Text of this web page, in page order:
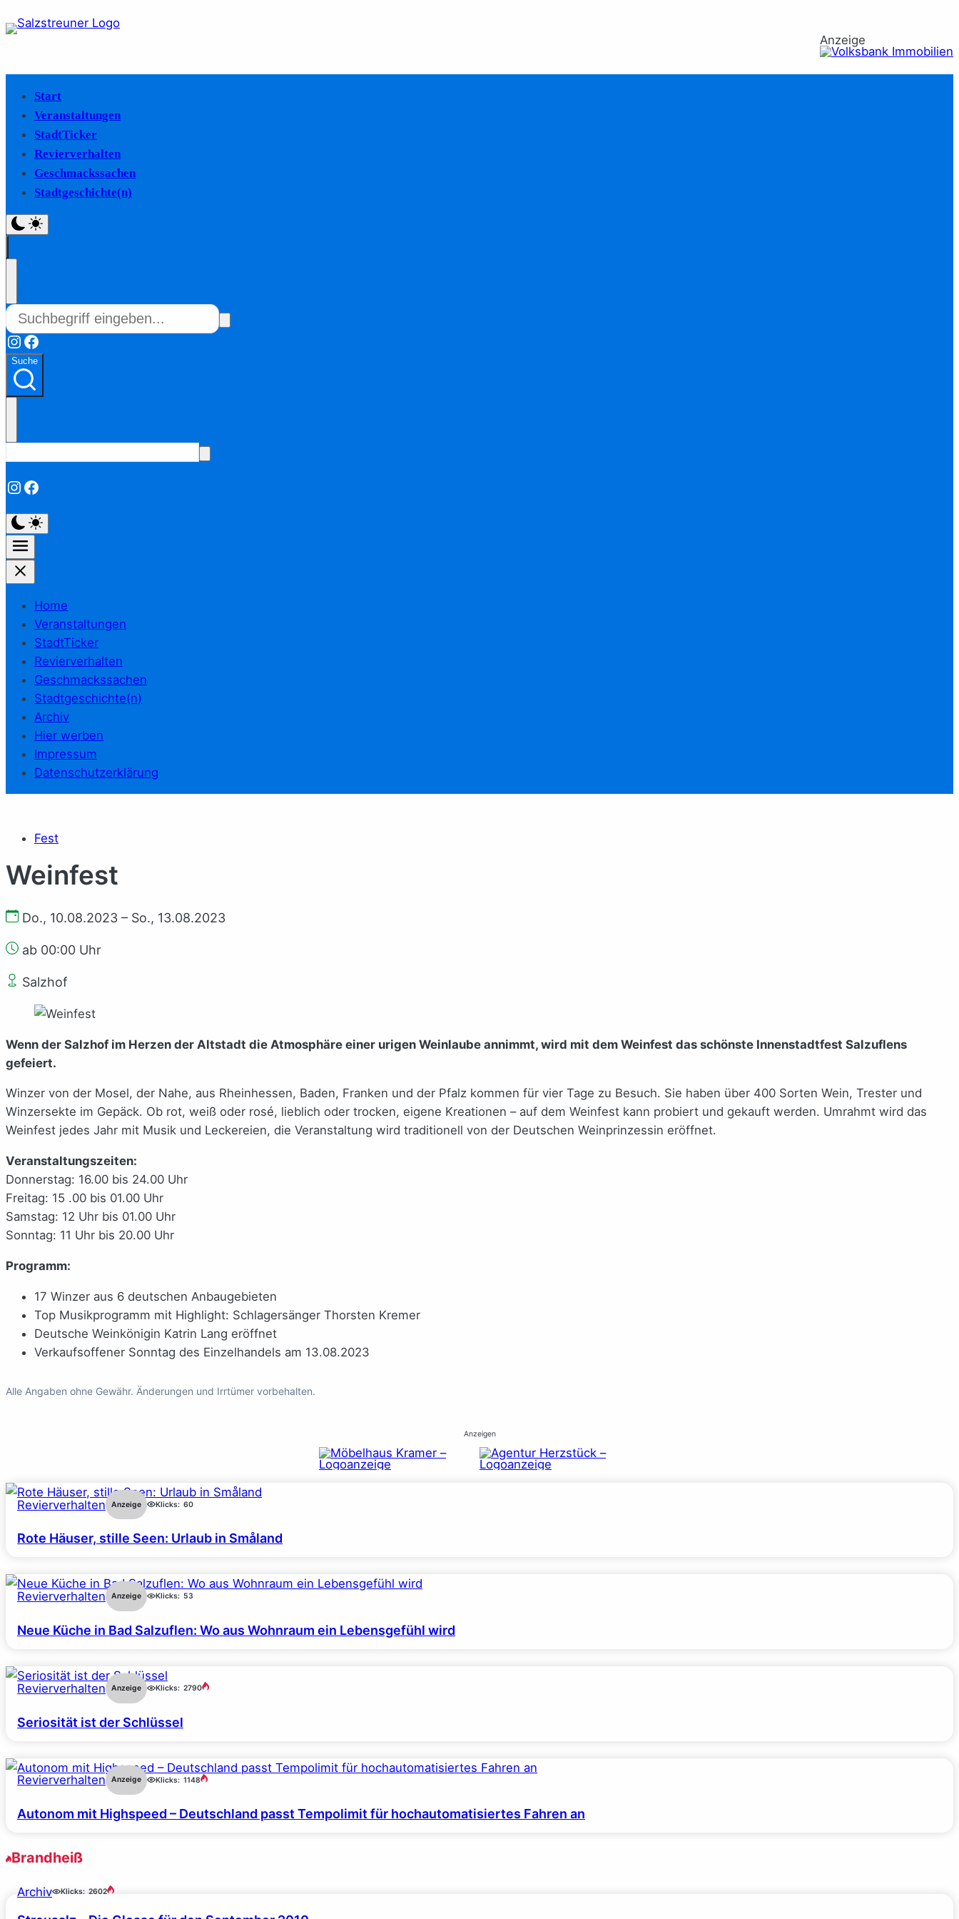
Anzeige
Start
Veranstaltungen
StadtTicker
Revierverhalten
Geschmackssachen
Stadtgeschichte(n)
Instagram
Facebook
Suche
Instagram
Facebook
Home
Veranstaltungen
StadtTicker
Revierverhalten
Geschmackssachen
Stadtgeschichte(n)
Archiv
Hier werben
Impressum
Datenschutzerklärung
Fest
Weinfest
Do., 10.08.2023 – So., 13.08.2023
ab 00:00 Uhr
Salzhof
Wenn der Salzhof im Herzen der Altstadt die Atmosphäre einer urigen Weinlaube annimmt, wird mit dem Weinfest das schönste Innenstadtfest Salzuflens
gefeiert.
Winzer von der Mosel, der Nahe, aus Rheinhessen, Baden, Franken und der Pfalz kommen für vier Tage zu Besuch. Sie haben über 400 Sorten Wein, Trester und
Winzersekte im Gepäck. Ob rot, weiß oder rosé, lieblich oder trocken, eigene Kreationen – auf dem Weinfest kann probiert und gekauft werden. Umrahmt wird das
Weinfest jedes Jahr mit Musik und Leckereien, die Veranstaltung wird traditionell von der Deutschen Weinprinzessin eröffnet.
Veranstaltungszeiten:
Donnerstag: 16.00 bis 24.00 Uhr
Freitag: 15 .00 bis 01.00 Uhr
Samstag: 12 Uhr bis 01.00 Uhr
Sonntag: 11 Uhr bis 20.00 Uhr
Programm:
17 Winzer aus 6 deutschen Anbaugebieten
Top Musikprogramm mit Highlight: Schlagersänger Thorsten Kremer
Deutsche Weinkönigin Katrin Lang eröffnet
Verkaufsoffener Sonntag des Einzelhandels am 13.08.2023
Alle Angaben ohne Gewähr. Änderungen und Irrtümer vorbehalten.
Anzeigen
Revierverhalten Anzeige Klicks: 60
Rote Häuser, stille Seen: Urlaub in Småland
Revierverhalten Anzeige Klicks: 53
Neue Küche in Bad Salzuflen: Wo aus Wohnraum ein Lebensgefühl wird
Revierverhalten Anzeige Klicks: 2790
Seriosität ist der Schlüssel
Revierverhalten Anzeige Klicks: 1148
Autonom mit Highspeed – Deutschland passt Tempolimit für hochautomatisiertes Fahren an
Brandheiß
Archiv Klicks: 2602